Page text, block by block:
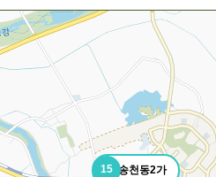
15 송천동2가